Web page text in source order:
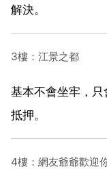
解決。
3樓：江景之都
基本不會坐牢，
抵押。
4樓：網友爺爺歡迎